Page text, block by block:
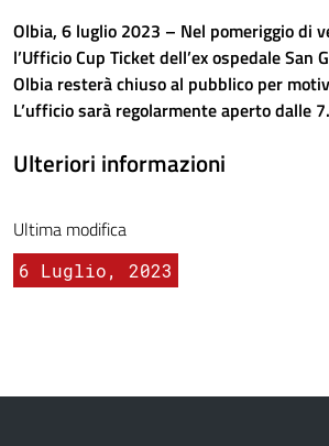
Olbia, 6 luglio 2023 – Nel pomeriggio di
l’Ufficio Cup Ticket dell’ex ospedale San
Olbia resterà chiuso al pubblico per
L’ufficio sarà regolarmente aperto dalle
Ulteriori informazioni
Ultima modifica
6 Luglio, 2023